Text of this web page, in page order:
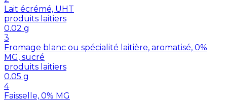
Lait écrémé, UHT
produits laitiers
0.02 g
3
Fromage blanc ou spécialité laitière, aromatisé, 0%
MG, sucré
produits laitiers
0.05 g
4
Faisselle, 0% MG